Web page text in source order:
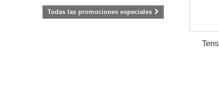
Todas las promociones especiales